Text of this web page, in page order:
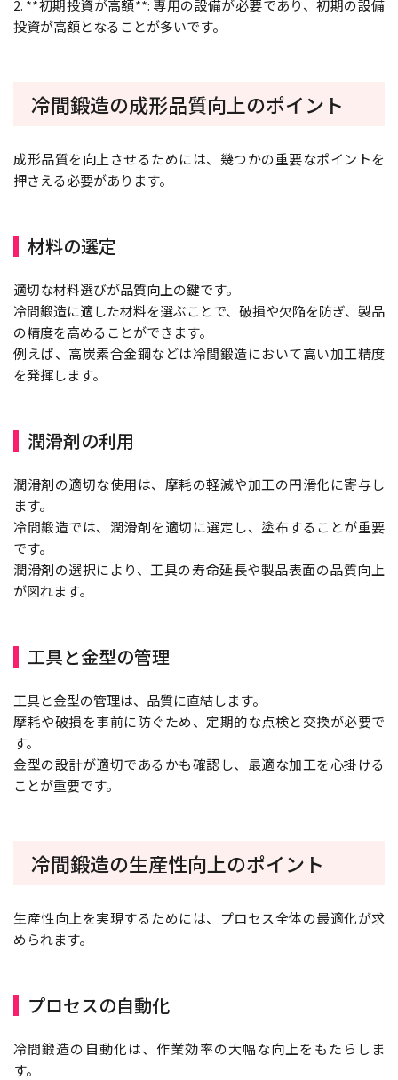
2. **初期投資が高額**: 専用の設備が必要であり、初期の設備
投資が高額となることが多いです。
冷間鍛造の成形品質向上のポイント
成形品質を向上させるためには、幾つかの重要なポイントを
押さえる必要があります。
材料の選定
適切な材料選びが品質向上の鍵です。
冷間鍛造に適した材料を選ぶことで、破損や欠陥を防ぎ、製品
の精度を高めることができます。
例えば、高炭素合金鋼などは冷間鍛造において高い加工精度
を発揮します。
潤滑剤の利用
潤滑剤の適切な使用は、摩耗の軽減や加工の円滑化に寄与し
ます。
冷間鍛造では、潤滑剤を適切に選定し、塗布することが重要
です。
潤滑剤の選択により、工具の寿命延長や製品表面の品質向上
が図れます。
工具と金型の管理
工具と金型の管理は、品質に直結します。
摩耗や破損を事前に防ぐため、定期的な点検と交換が必要で
す。
金型の設計が適切であるかも確認し、最適な加工を心掛ける
ことが重要です。
冷間鍛造の生産性向上のポイント
生産性向上を実現するためには、プロセス全体の最適化が求
められます。
プロセスの自動化
冷間鍛造の自動化は、作業効率の大幅な向上をもたらしま
す。